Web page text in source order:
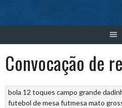
Convocação de
bola 12 toques campo grande
futebol de mesa futmesa mato